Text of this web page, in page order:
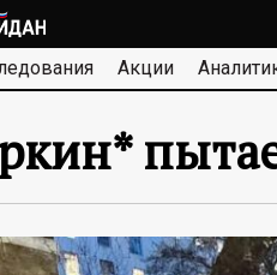
Акции